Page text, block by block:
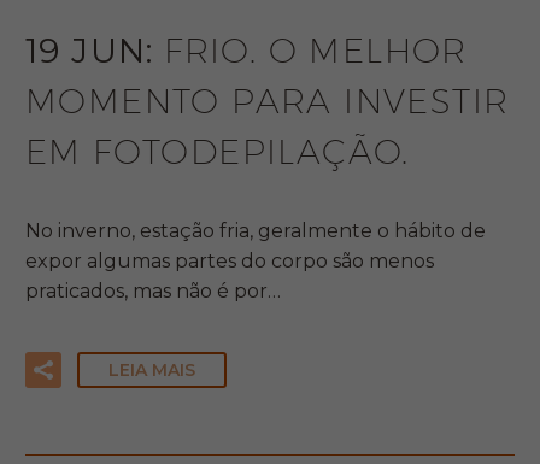
19 JUN: FRIO. O MELHOR
MOMENTO PARA INVESTIR
EM FOTODEPILAÇÃO.
No inverno, estação fria, geralmente o hábito de
expor algumas partes do corpo são menos
praticados, mas não é por…
LEIA MAIS